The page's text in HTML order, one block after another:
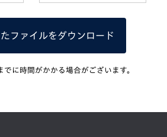
ファイルをダウンロード
でに時間がかかる場合がございます。